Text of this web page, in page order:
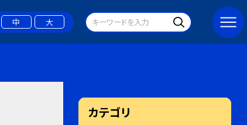
中 大
カテゴリ